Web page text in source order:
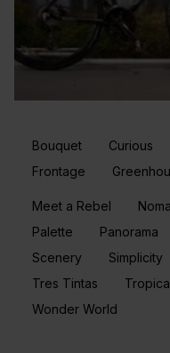
Bouquet Curious
Frontage
Meet a Rebel
Palette
Panorama
Scenery
Simplicity
Tres Tintas
Wonder World